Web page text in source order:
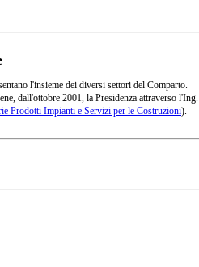
l'insieme dei diversi settori del Comparto.
dall'ottobre 2001, la Presidenza attraverso
Prodotti Impianti e Servizi per le Costruzioni).